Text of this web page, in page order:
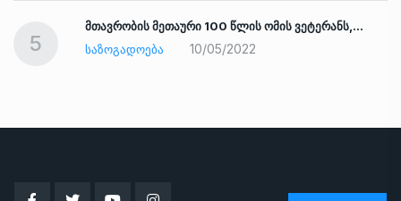
5
მთავრობის მეთაური 100 წლის ომის ვეტერანს,…
ᲡᲐᲖᲝᲒᲐᲓᲝᲔᲑᲐ
10/05/2022